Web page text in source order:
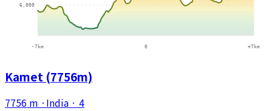
Kamet (7756m)
7756 m · India · 4